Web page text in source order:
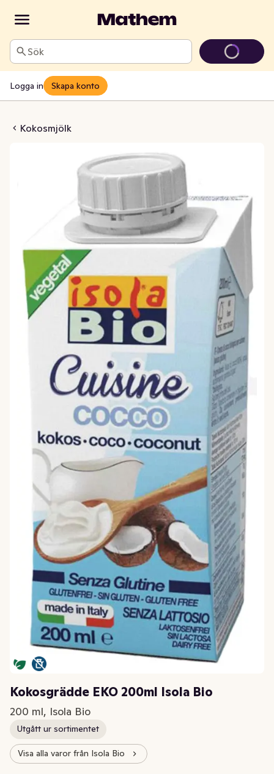
Sök
Logga in Skapa konto
Kokosmjölk
200ml Isola Bio
Kokosgrädde EKO 200ml Isola Bio
200 ml, Isola Bio
Utgått ur sortimentet
Visa alla varor från Isola Bio